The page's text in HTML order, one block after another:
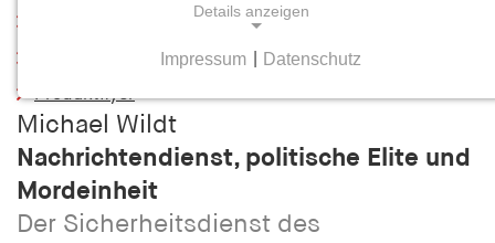
Inhaltsverzeichnis
Produktflyer
Michael Wildt
Nachrichtendienst, politische Elite und
Mordeinheit
Der Sicherheitsdienst des
Details anzeigen
Notwendige Cookies helfen dabei, eine Webseite
nutzbar zu machen, indem sie Grundfunktionen
wie Seitennavigation und Zugriff auf sichere
Bereiche der Webseite ermöglichen. Die Webseite
kann ohne diese Cookies nicht richtig
Impressum Datenschutz